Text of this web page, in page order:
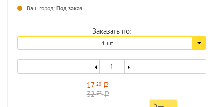
Ваш город: Под заказ
Заказать по:
1 шт.
1720 a
3237 a